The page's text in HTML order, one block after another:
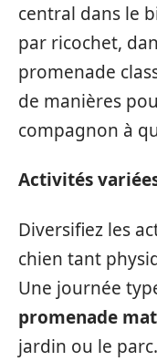
central dans le
par ricochet,
promenade
de manières
compagnon à
Activités
Diversifiez les
chien tant
Une journée
promenade
jardin ou le